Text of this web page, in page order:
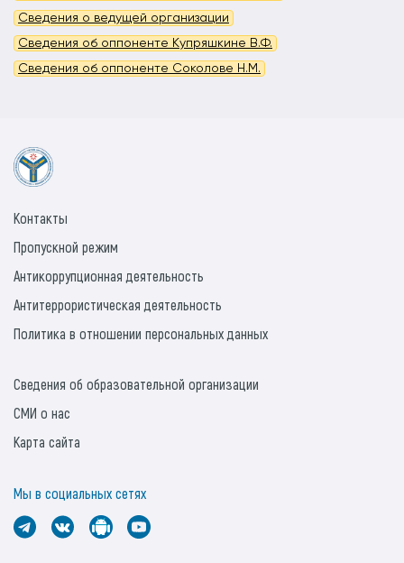
Сведения о ведущей организации
Сведения об оппоненте Купряшкине В.Ф.
Сведения об оппоненте Соколове Н.М.
Контакты
Пропускной режим
Антикоррупционная деятельность
Антитеррористическая деятельность
Политика в отношении персональных данных
Сведения об образовательной организации
СМИ о нас
Карта сайта
Мы в социальных сетях